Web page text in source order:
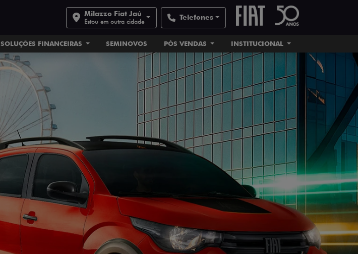
Milazzo Fiat Jaú
Estou em outra cidade Telefones
SOLUÇÕES FINANCEIRAS SEMINOVOS PÓS VENDAS INSTITUCIONAL